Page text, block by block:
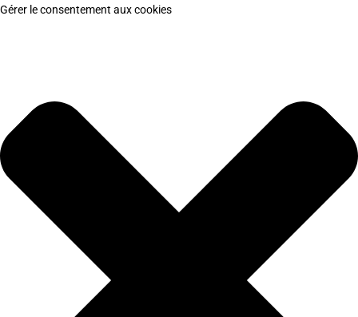
Gérer le consentement aux cookies